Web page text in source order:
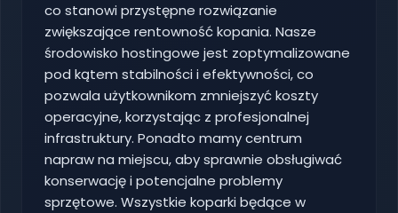
co stanowi przystępne rozwiązanie
zwiększające rentowność kopania. Nasze
środowisko hostingowe jest zoptymalizowane
pod kątem stabilności i efektywności, co
pozwala użytkownikom zmniejszyć koszty
operacyjne, korzystając z profesjonalnej
infrastruktury. Ponadto mamy centrum
napraw na miejscu, aby sprawnie obsługiwać
konserwację i potencjalne problemy
sprzętowe. Wszystkie koparki będące w